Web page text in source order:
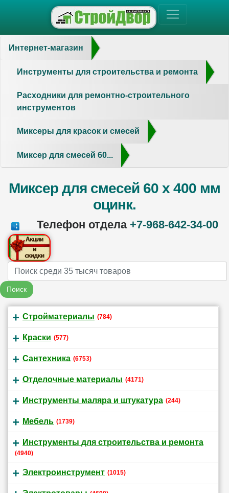
Интернет-магазин
Инструменты для строительства и ремонта
Расходники для ремонтно-строительного
инструментов
Миксеры для красок и смесей
Миксер для смесей 60...
Миксер для смесей 60 х 400 мм
оцинк.
Телефон отдела +7-968-642-34-00
Name
Поиск
Стройматериалы (784)
Краски (577)
Сантехника (6753)
Отделочные материалы (4171)
Инструменты маляра и штукатура (244)
Мебель (1739)
Инструменты для строительства и ремонта
(4940)
Электроинструмент (1015)